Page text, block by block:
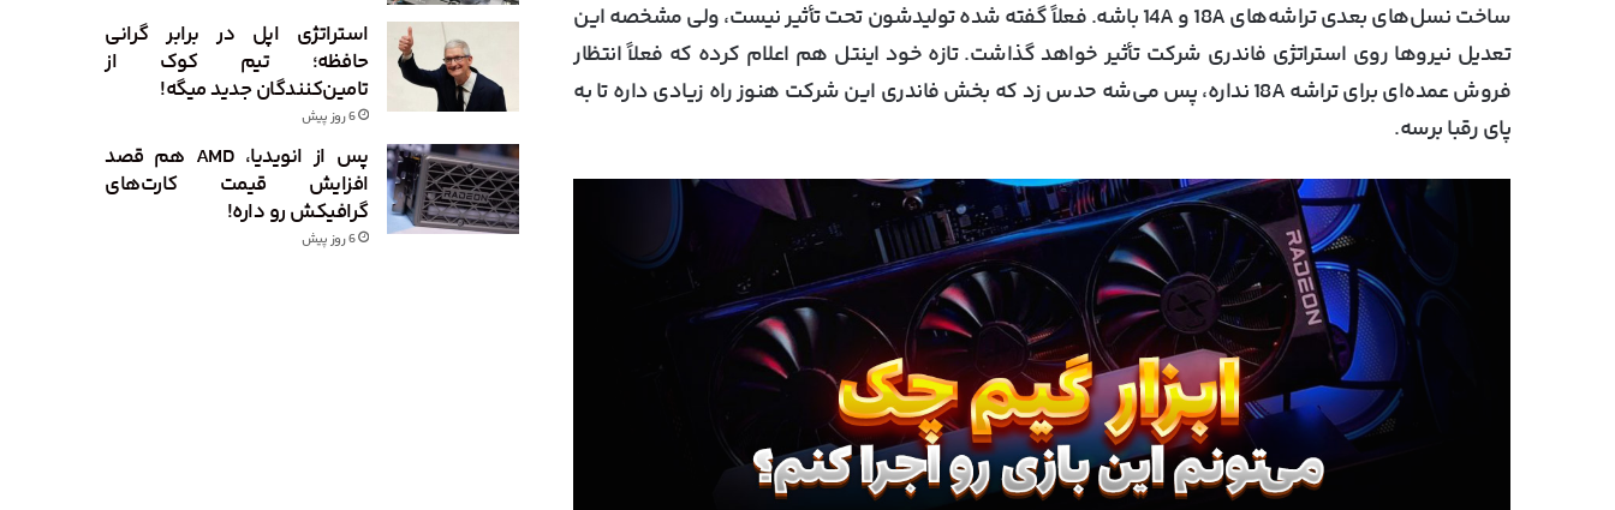
ساخت نسل‌های بعدی تراشه‌های 18A و 14A باشه. فعلاً گفته شده تولیدشون تحت تأثیر نیست، ولی مشخصه این
تعدیل نیروها روی استراتژی فاندری شرکت تأثیر خواهد گذاشت. تازه خود اینتل هم اعلام کرده که فعلاً انتظار
فروش عمده‌ای برای تراشه 18A نداره، پس می‌شه حدس زد که بخش فاندری این شرکت هنوز راه زیادی داره تا به
پای رقبا برسه.
استراتژی اپل در برابر گرانی
حافظه؛ تیم کوک از
تامین‌کنندگان جدید میگه!
6 روز پیش
پس از انویدیا، AMD هم قصد
افزایش قیمت کارت‌های
گرافیکش رو داره!
6 روز پیش